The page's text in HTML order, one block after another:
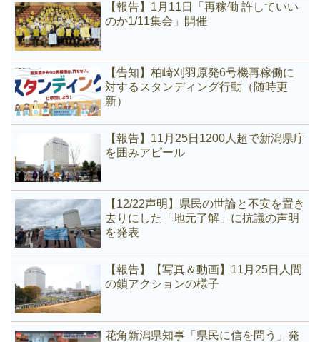
【報告】1月11日「再稼働 許していい
のか1/11集会」開催
【告知】柏崎刈羽原発6号機再稼働に
対するスタンディング行動（随時更
新）
【報告】11月25日1200人超で新潟県庁
を囲みアピール
【12/22声明】県民の世論と不安を置き
去りにした「地元了解」に抗議の声明
を発表
【報告】【写真＆動画】11月25日人間
の鎖アクションの様子
花角新潟県知事「県民に信を問う」発